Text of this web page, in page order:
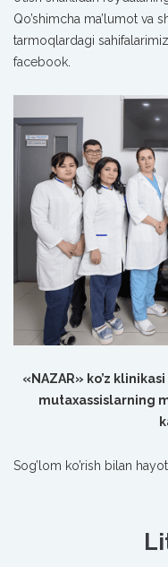
Qo’shimcha ma’lumot va
tarmoqlardagi
facebook
«NAZAR» ko’z
mutaxassislarning
Sog’lom ko’rish bilan